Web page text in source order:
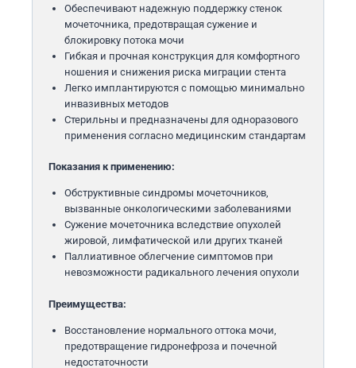
Обеспечивают надежную поддержку стенок
мочеточника, предотвращая сужение и
блокировку потока мочи
Гибкая и прочная конструкция для комфортного
ношения и снижения риска миграции стента
Легко имплантируются с помощью минимально
инвазивных методов
Стерильны и предназначены для одноразового
применения согласно медицинским стандартам
Показания к применению:
Обструктивные синдромы мочеточников,
вызванные онкологическими заболеваниями
Сужение мочеточника вследствие опухолей
жировой, лимфатической или других тканей
Паллиативное облегчение симптомов при
невозможности радикального лечения опухоли
Преимущества:
Восстановление нормального оттока мочи,
предотвращение гидронефроза и почечной
недостаточности